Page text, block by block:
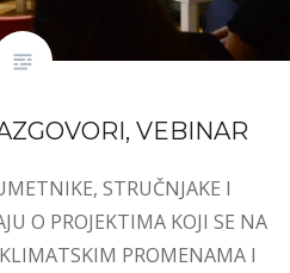
VEBINAR
STRUČNJAKE I
O PROJEKTIMA KOJI SE NA
PROMENAMA I